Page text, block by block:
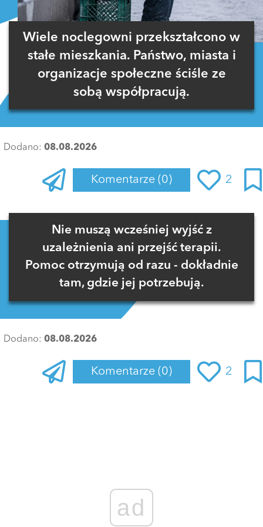
Wiele noclegowni przekształcono w
stałe mieszkania. Państwo, miasta i
organizacje społeczne ściśle ze
sobą współpracują.
Dodano: 08.08.2026
Komentarze (0) 2
Zaloguj się, aby dodać komentarz
Nie muszą wcześniej wyjść z
uzależnienia ani przejść terapii.
Pomoc otrzymują od razu - dokładnie
tam, gdzie jej potrzebują.
Dodano: 08.08.2026
Komentarze (0) 2
ad